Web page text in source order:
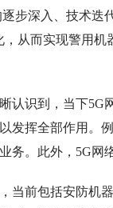
逐步深入、技术迭
，从而实现警用
认识到，当下5G
发挥全部作用。
务。此外，5G网
当前包括安防机